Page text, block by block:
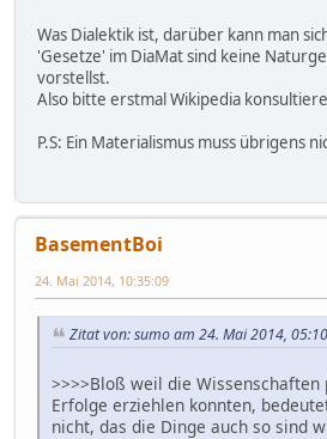
Was Dialektik ist, darüber kann man
'Gesetze' im DiaMat sind keine
vorstellst.
Also bitte erstmal Wikipedia
P.S: Ein Materialismus muss übrigens
BasementBoi
24. Mai 2014, 10:35:09
Zitat von: sumo am 24. Mai 2014,
>>>>Bloß weil die
Erfolge erziehlen konnten,
nicht, das die Dinge auch so sind